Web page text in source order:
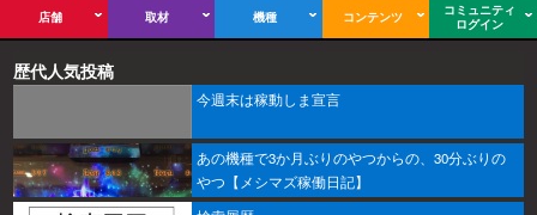
店舗 取材 機種 コンテンツ
コミュニティ
ログイン
歴代人気投稿
今週末は稼動しま宣言
あの機種で3か月ぶりのやつからの、30分ぶりの
やつ【メシマズ稼働日記】